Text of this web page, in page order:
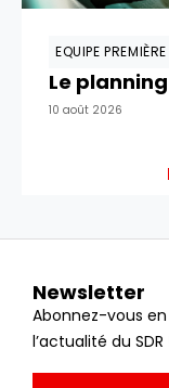
EQUIPE
Le
10 août 2026
Newsletter
Abonnez-vous
l’actualité du SDR